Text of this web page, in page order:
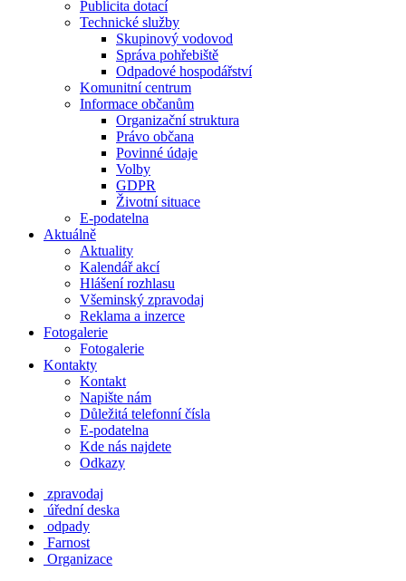
Publicita dotací
Technické služby
Skupinový vodovod
Správa pohřebiště
Odpadové hospodářství
Komunitní centrum
Informace občanům
Organizační struktura
Právo občana
Povinné údaje
Volby
GDPR
Životní situace
E-podatelna
Aktuálně
Aktuality
Kalendář akcí
Hlášení rozhlasu
Všeminský zpravodaj
Reklama a inzerce
Fotogalerie
Fotogalerie
Kontakty
Kontakt
Napište nám
Důležitá telefonní čísla
E-podatelna
Kde nás najdete
Odkazy
zpravodaj
úřední deska
odpady
Farnost
Organizace